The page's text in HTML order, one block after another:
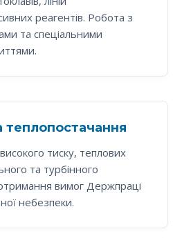
реагентів. Робота з
та спеціальними
теплопостачання
тиску, теплових
та турбінного
вимог Держпраці
небезпеки.